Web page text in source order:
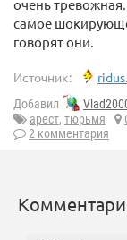
очень
самое
говорят они.
Источник:
Добавил
арест, тюрьмя
2 комментария